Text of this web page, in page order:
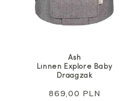
Ash
Linnen Explore Baby
Draagzak
Normale
869,00 PLN